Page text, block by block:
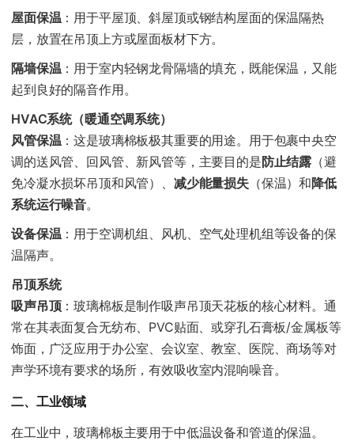
屋面保温：用于平屋顶、斜屋顶或钢结构屋面的保温隔热
层，放置在吊顶上方或屋面板材下方。
隔墙保温：用于室内轻钢龙骨隔墙的填充，既能保温，又能
起到良好的隔音作用。
HVAC系统（暖通空调系统）
风管保温：这是玻璃棉板极其重要的用途。用于包裹中央空
调的送风管、回风管、新风管等，主要目的是防止结露 （避
免冷凝水损坏吊顶和风管）、 减少能量损失（保温）和降低
系统运行噪音。
设备保温：用于空调机组、风机、空气处理机组等设备的保
温隔声。
吊顶系统
吸声吊顶：玻璃棉板是制作吸声吊顶天花板的核心材料。通
常在其表面复合无纺布、PVC贴面、或穿孔石膏板/金属板等
饰面，广泛应用于办公室、会议室、教室、医院、商场等对
声学环境有要求的场所，有效吸收室内混响噪音。
二、工业领域
在工业中，玻璃棉板主要用于中低温设备和管道的保温。